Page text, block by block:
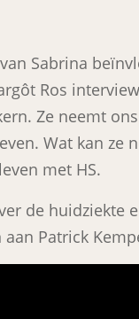
Sabrina
Ros
Ze neemt
Wat kan ze
met HS.
de huidziekte
Patrick